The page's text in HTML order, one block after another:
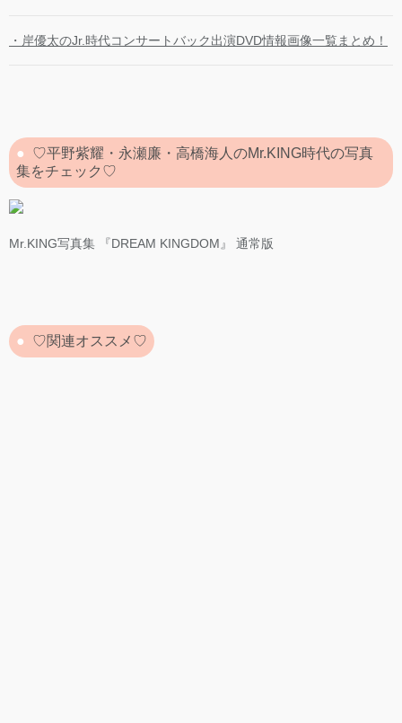
・岸優太のJr.時代コンサートバック出演DVD情報画像一覧まとめ！
♡平野紫耀・永瀬廉・高橋海人のMr.KING時代の写真
集をチェック♡
Mr.KING写真集 『DREAM KINGDOM』 通常版
♡関連オススメ♡